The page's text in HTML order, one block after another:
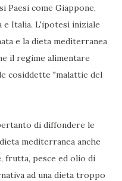
Paesi come Giappone,
e Italia. L'ipotesi iniziale
e la dieta mediterranea
il regime alimentare
cosiddette "malattie del
di diffondere le
mediterranea anche
frutta, pesce ed olio di
ad una dieta troppo